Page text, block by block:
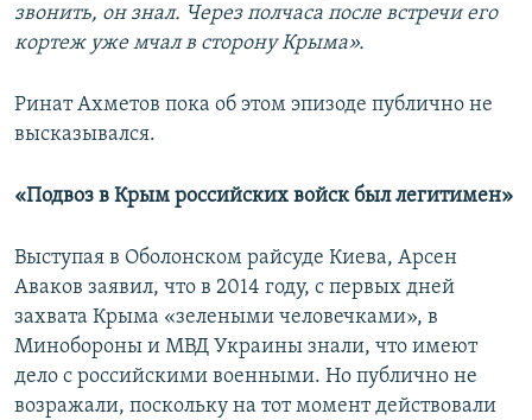
звонить, он знал. Через полчаса после встречи его
кортеж уже мчал в сторону Крыма».
Ринат Ахметов пока об этом эпизоде публично не
высказывался.
«Подвоз в Крым российских войск был легитимен»
Выступая в Оболонском райсуде Киева, Арсен
Аваков заявил, что в 2014 году, с первых дней
захвата Крыма «зелеными человечками», в
Минобороны и МВД Украины знали, что имеют
дело с российскими военными. Но публично не
возражали, поскольку на тот момент действовали